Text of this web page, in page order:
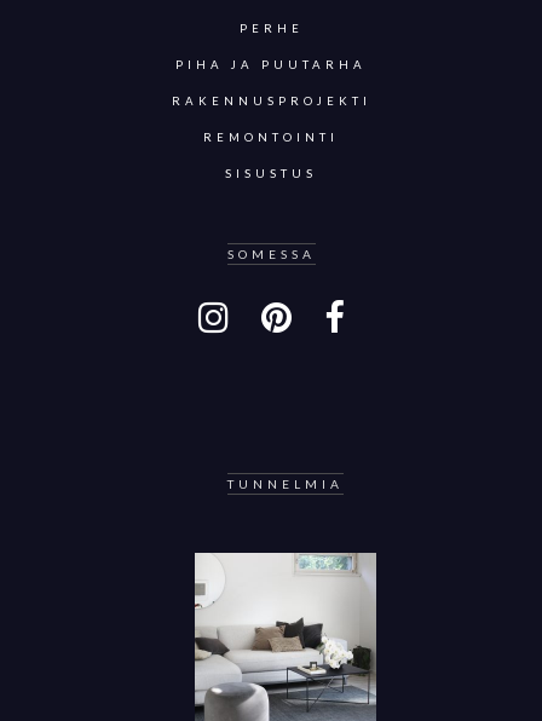
PERHE
PIHA JA PUUTARHA
RAKENNUSPROJEKTI
REMONTOINTI
SISUSTUS
SOMESSA
TUNNELMIA